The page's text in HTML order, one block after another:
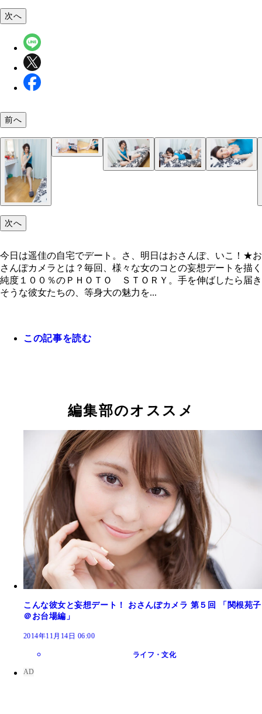
次へ
前へ
次へ
今日は遥佳の自宅でデート。さ、明日はおさんぽ、いこ！★お
さんぽカメラとは？毎回、様々な女のコとの妄想デートを描く
純度１００％のＰＨＯＴＯ ＳＴＯＲＹ。手を伸ばしたら届き
そうな彼女たちの、等身大の魅力を...
この記事を読む
編集部のオススメ
こんな彼女と妄想デート！ おさんぽカメラ 第５回 「関根苑子
＠お台場編」
2014年11月14日 06:00
ライフ・文化